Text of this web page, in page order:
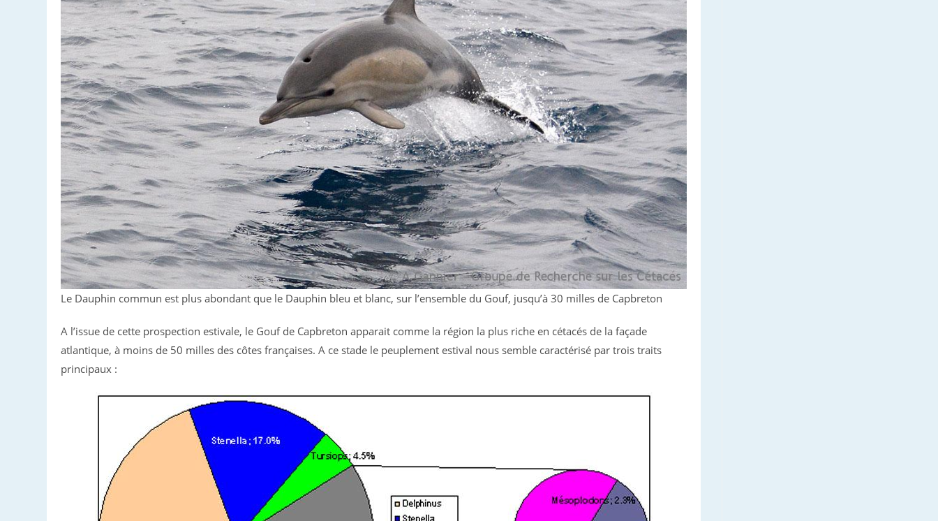
Le Dauphin commun est plus abondant que le Dauphin bleu et blanc, sur l’ensemble du Gouf, jusqu’à 30 milles de Capbreton
A l’issue de cette prospection estivale, le Gouf de Capbreton apparait comme la région la plus riche en cétacés de la façade
atlantique, à moins de 50 milles des côtes françaises. A ce stade le peuplement estival nous semble caractérisé par trois traits
principaux :